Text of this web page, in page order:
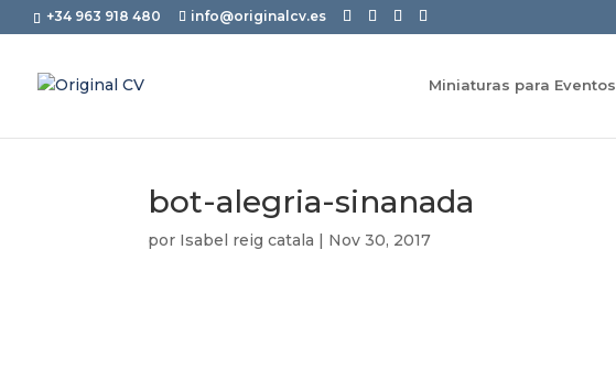
+34 963 918 480 info@originalcv.es
Miniaturas para Eventos
bot-alegria-sinanada
por Isabel reig catala | Nov 30, 2017